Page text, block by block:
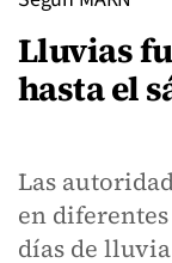
Lluvias
hasta el
Las
en
días de